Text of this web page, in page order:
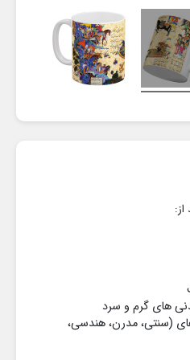
های گرم و سرد
(سنتی، مدرن، هندسی،